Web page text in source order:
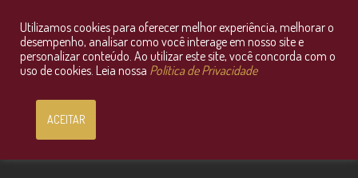
Consultoria Jurídica OnLine
Utilizamos cookies para oferecer melhor experiência, melhorar o
desempenho, analisar como você interage em nosso site e
personalizar conteúdo. Ao utilizar este site, você concorda com o
uso de cookies. Leia nossa Política de Privacidade
ACEITAR